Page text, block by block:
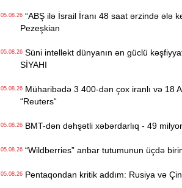
05.08.26“ABŞ ilə İsrail İranı 48 saat ərzində ələ
Pezeşkian
05.08.26Süni intellekt dünyanın ən güclü
SİYAHI
05.08.26Müharibədə 3 400-dən çox iranlı və 18
“Reuters“
05.08.26BMT-dən dəhşətli xəbərdarlıq - 49
05.08.26“Wildberries” anbar tutumunun üçdə
05.08.26Pentaqondan kritik addım: Rusiya və